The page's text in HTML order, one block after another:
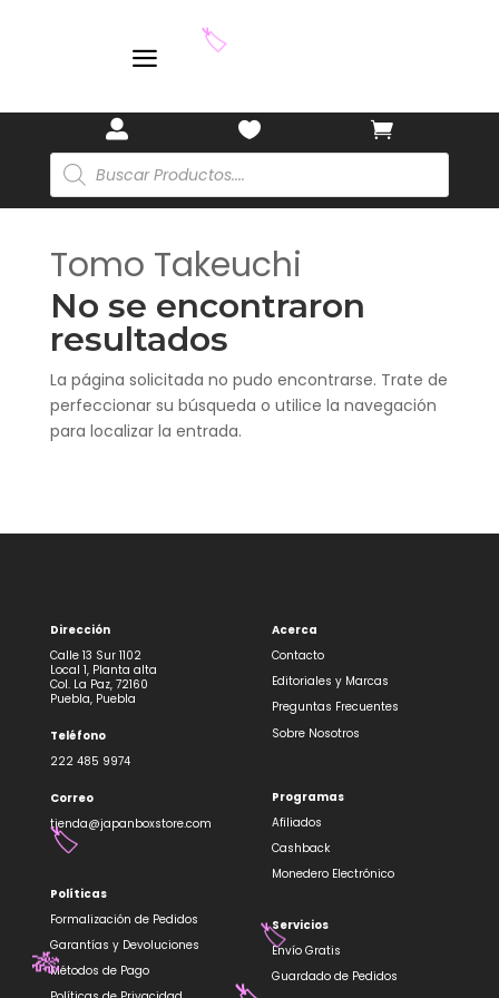
a
 

Búsqueda
de
productos
Tomo Takeuchi
No se encontraron
resultados
La página solicitada no pudo encontrarse. Trate de
perfeccionar su búsqueda o utilice la navegación
para localizar la entrada.
Dirección
Calle 13 Sur 1102
Local 1, Planta alta
Col. La Paz, 72160
Puebla, Puebla
Teléfono
222 485 9974
Correo
tienda@japanboxstore.com
Políticas
Formalización de Pedidos
Garantías y Devoluciones
Métodos de Pago
Acerca
Contacto
Editoriales y Marcas
Preguntas Frecuentes
Sobre Nosotros
Programas
Afiliados
Cashback
Monedero Electrónico
Servicios
Envío Gratis
Guardado de Pedidos
🏷️
🎋
🏷️
🏷️